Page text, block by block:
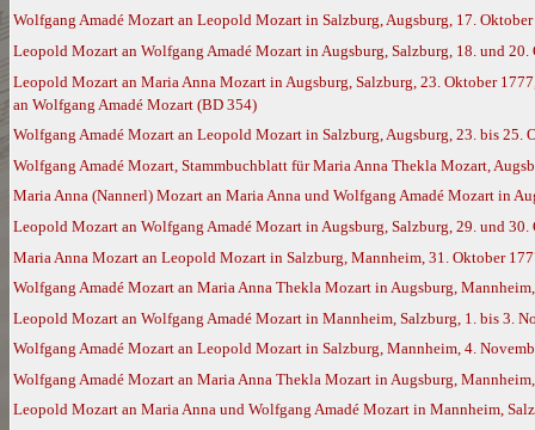
Wolfgang Amadé Mozart an Leopold Mozart in Salzburg, Augsburg, 17.
Leopold Mozart an Wolfgang Amadé Mozart in Augsburg, Salzburg, 18. und
Leopold Mozart an Maria Anna Mozart in Augsburg, Salzburg, 23. Oktober
an Wolfgang Amadé Mozart (BD 354)
Wolfgang Amadé Mozart an Leopold Mozart in Salzburg, Augsburg, 23. bis
Wolfgang Amadé Mozart, Stammbuchblatt für Maria Anna Thekla Mozart,
Maria Anna (Nannerl) Mozart an Maria Anna und Wolfgang Amadé Mozart in
Leopold Mozart an Wolfgang Amadé Mozart in Augsburg, Salzburg, 29. und
Maria Anna Mozart an Leopold Mozart in Salzburg, Mannheim, 31. Oktober
Wolfgang Amadé Mozart an Maria Anna Thekla Mozart in Augsburg,
Leopold Mozart an Wolfgang Amadé Mozart in Mannheim, Salzburg, 1. bis 3.
Wolfgang Amadé Mozart an Leopold Mozart in Salzburg, Mannheim, 4.
Wolfgang Amadé Mozart an Maria Anna Thekla Mozart in Augsburg,
Leopold Mozart an Maria Anna und Wolfgang Amadé Mozart in Mannheim,